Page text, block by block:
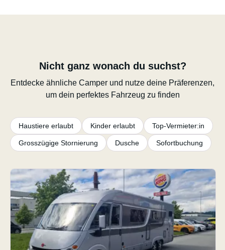
Nicht ganz wonach du suchst?
Entdecke ähnliche Camper und nutze deine Präferenzen,
um dein perfektes Fahrzeug zu finden
Haustiere erlaubt Kinder erlaubt Top-Vermieter:in
Grosszügige Stornierung Dusche Sofortbuchung